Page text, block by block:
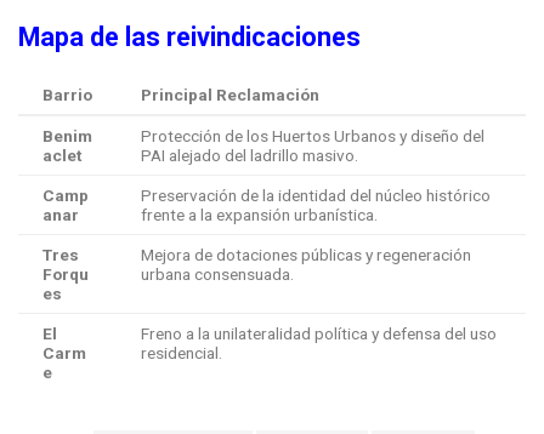
Mapa de las reivindicaciones
Barrio Principal Reclamación
Benim
aclet
Protección de los Huertos Urbanos y diseño del
PAI alejado del ladrillo masivo.
Camp
anar
Preservación de la identidad del núcleo histórico
frente a la expansión urbanística.
Tres
Forqu
es
Mejora de dotaciones públicas y regeneración
urbana consensuada.
El
Carm
e
Freno a la unilateralidad política y defensa del uso
residencial.